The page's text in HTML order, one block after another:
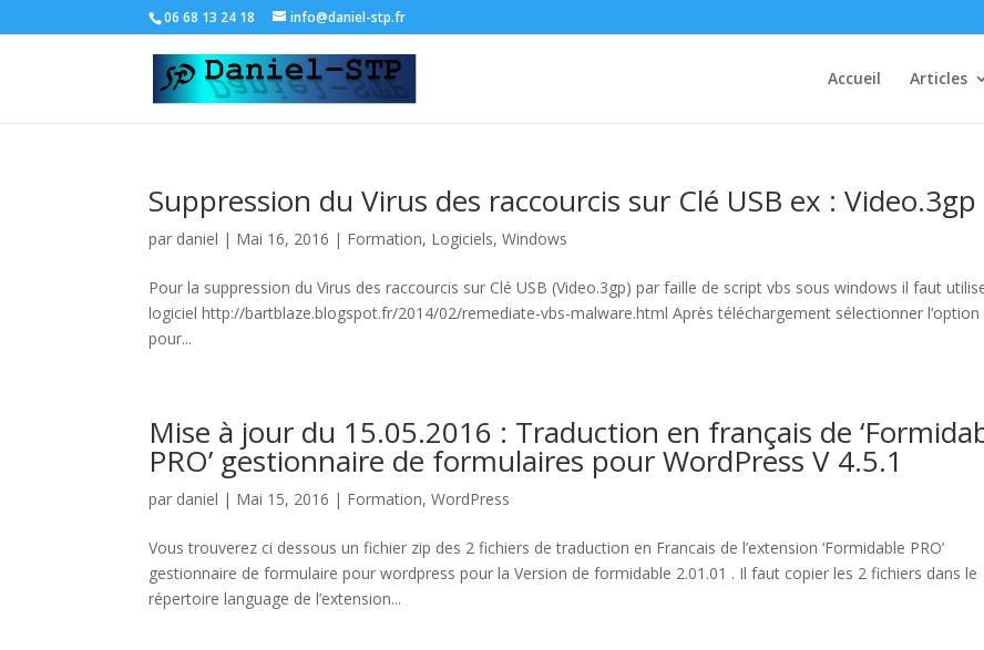
06 68 13 24 18 info@daniel-stp.fr
Accueil Articles
Suppression du Virus des raccourcis sur Clé USB ex : Video.3gp
par daniel | Mai 16, 2016 | Formation, Logiciels,Windows
Pour la suppression du Virus des raccourcis sur Clé USB (Video.3gp) par faille de script vbs sous windows il faut
logiciel http://bartblaze.blogspot.fr/2014/02/remediate-vbs-malware.html Après téléchargement sélectionner l’option
pour...
Mise à jour du 15.05.2016 : Traduction en français de
PRO’ gestionnaire de formulaires pour WordPress V 4.5.1
par daniel | Mai 15, 2016 | Formation,WordPress
Vous trouverez ci dessous un fichier zip des 2 fichiers de traduction en Francais de l’extension ‘Formidable PRO’
gestionnaire de formulaire pour wordpress pour la Version de formidable 2.01.01 . Il faut copier les 2 fichiers dans le
répertoire language de l’extension...